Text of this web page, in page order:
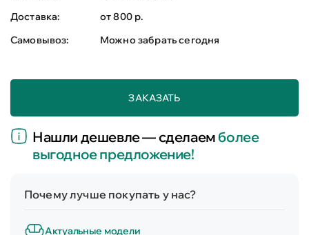
Доставка:
от 800 р.
Самовывоз:
Можно забрать сегодня
ЗАКАЗАТЬ
Нашли дешевле — сделаемболее
выгодное предложение!
Почему лучше покупать у нас?
Актуальные модели